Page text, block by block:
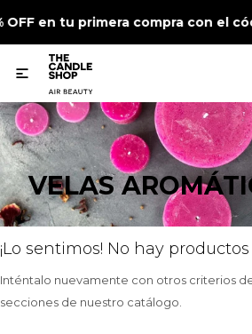
en tu primera compra con el

VELAS
¡Lo sentimos! No hay
Inténtalo nuevamente con otros criterios
secciones de nuestro catálogo.